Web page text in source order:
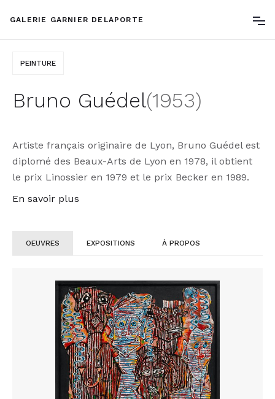
GALERIE GARNIER DELAPORTE
PEINTURE
Bruno Guédel(1953)
Artiste français originaire de Lyon, Bruno Guédel est
diplomé des Beaux-Arts de Lyon en 1978, il obtient
le prix Linossier en 1979 et le prix Becker en 1989.
En savoir plus
OEUVRES EXPOSITIONS À PROPOS